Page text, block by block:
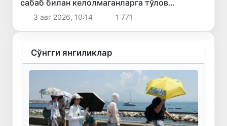
сабаб билан келолмаганларга тўлов
қайтарилади
3 авг 2026, 10:14 1 771
Сўнгги янгиликлар